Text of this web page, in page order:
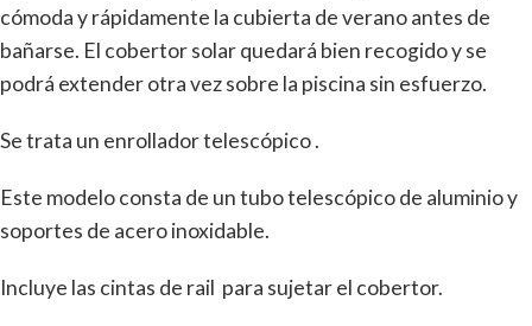
cómoda y rápidamente la cubierta de verano antes de
bañarse. El cobertor solar quedará bien recogido y se
podrá extender otra vez sobre la piscina sin esfuerzo.
Se trata un enrollador telescópico .
Este modelo consta de un tubo telescópico de aluminio y
soportes de acero inoxidable.
Incluye las cintas de rail para sujetar el cobertor.